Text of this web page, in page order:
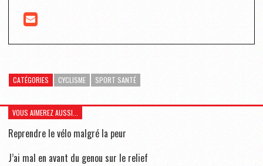
CATÉGORIES CYCLISME SPORT SANTÉ
VOUS AIMEREZ AUSSI...
Reprendre le vélo malgré la peur
J’ai mal en avant du genou sur le relief